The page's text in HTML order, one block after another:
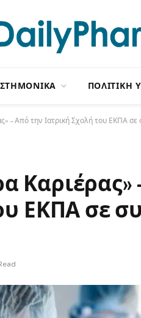
ΠΟΛΙΤΙΚΗ
– Από την Ιατρική Σχολή του ΕΚΠΑ
Καριέρας»
ΕΚΠΑ σε